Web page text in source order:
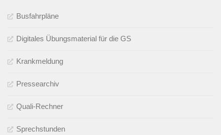
Busfahrpläne
Digitales Übungsmaterial für die GS
Krankmeldung
Pressearchiv
Quali-Rechner
Sprechstunden